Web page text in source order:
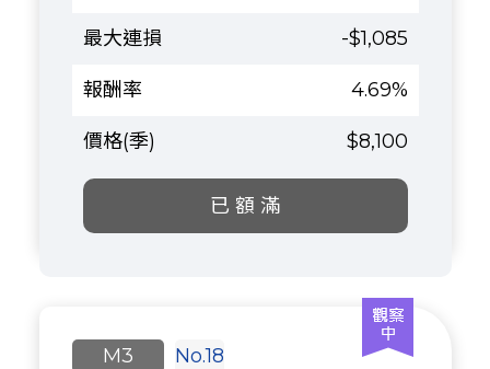
-$1,085
4.69%
$8,100
已 額 滿
No.18
M3